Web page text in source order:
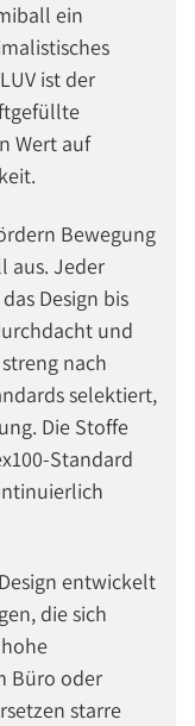
ein
ist der
Wert auf
Bewegung
aus. Jeder
Design bis
und
nach
selektiert,
Die Stoffe
Standard
entwickelt
die sich
Büro oder
starre